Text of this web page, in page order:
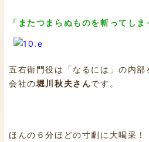
「またつまらぬものを斬ってし
五右衛門役は「なるには」の内
会社の堀川秋夫さんです。
ほんの６分ほどの寸劇に大喝采！